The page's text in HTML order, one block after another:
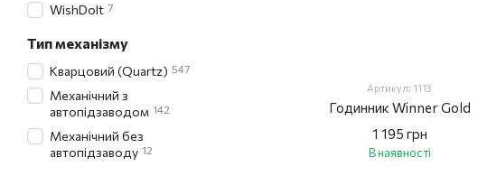
Артикул: 1113
Годинник Winner Gold
1 195 грн
В наявності
WishDoIt 7
Тип механізму
Кварцовий (Quartz) 547
Механічний з
автопідзаводом 142
Механічний без
автопідзаводу 12